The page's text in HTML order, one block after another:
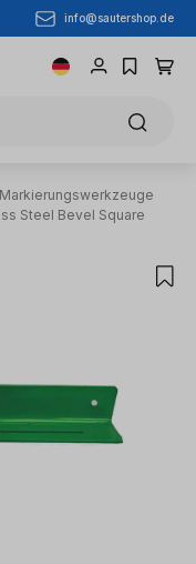
info@sautershop.de
Steel Bevel Square